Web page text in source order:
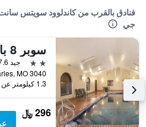
فنادق بالقرب من كاندلوود سويتس
جي
2 نجمتين
جيد 7.6
1.3 كيلومتر عن وسط المدينة
296 ﷼